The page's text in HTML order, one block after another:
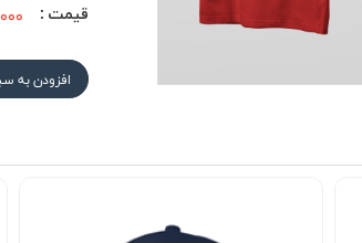
قیمت :
افزودن به